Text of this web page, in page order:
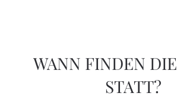
WANN FINDEN
STATT?